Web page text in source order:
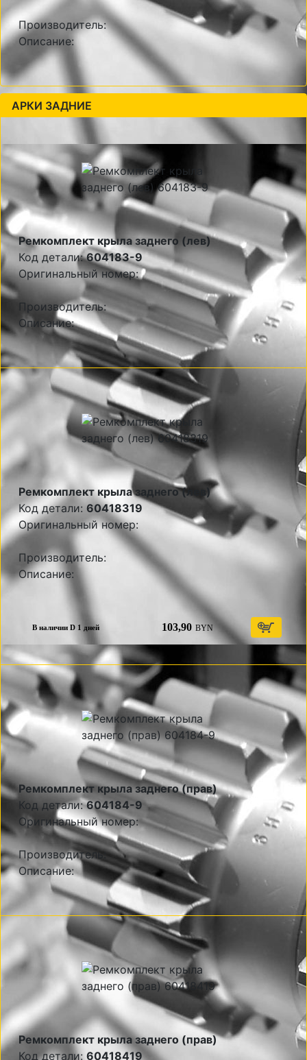
Производитель:
Описание:
АРКИ ЗАДНИЕ
Ремкомплект крыла заднего (лев)
Код детали:604183-9
Оригинальный номер:
Производитель:
Описание:
Ремкомплект крыла заднего (лев)
Код детали: 60418319
Оригинальный номер:
Производитель:
Описание:
В наличии D 1 дней 103,90 BYN
Ремкомплект крыла заднего (прав)
Код детали:604184-9
Оригинальный номер:
Производитель:
Описание:
Ремкомплект крыла заднего (прав)
Код детали: 60418419